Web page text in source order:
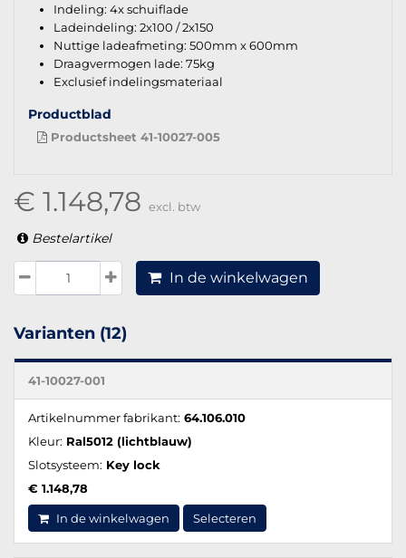
Indeling: 4x schuiflade
Ladeindeling: 2x100 / 2x150
Nuttige ladeafmeting: 500mm x 600mm
Draagvermogen lade: 75kg
Exclusief indelingsmateriaal
Productblad
Productsheet 41-10027-005
€ 1.148,78 excl. btw
Bestelartikel
In de winkelwagen
Varianten (12)
41-10027-001
Artikelnummer fabrikant: 64.106.010
Kleur: Ral5012 (lichtblauw)
Slotsysteem: Key lock
€ 1.148,78
In de winkelwagen Selecteren